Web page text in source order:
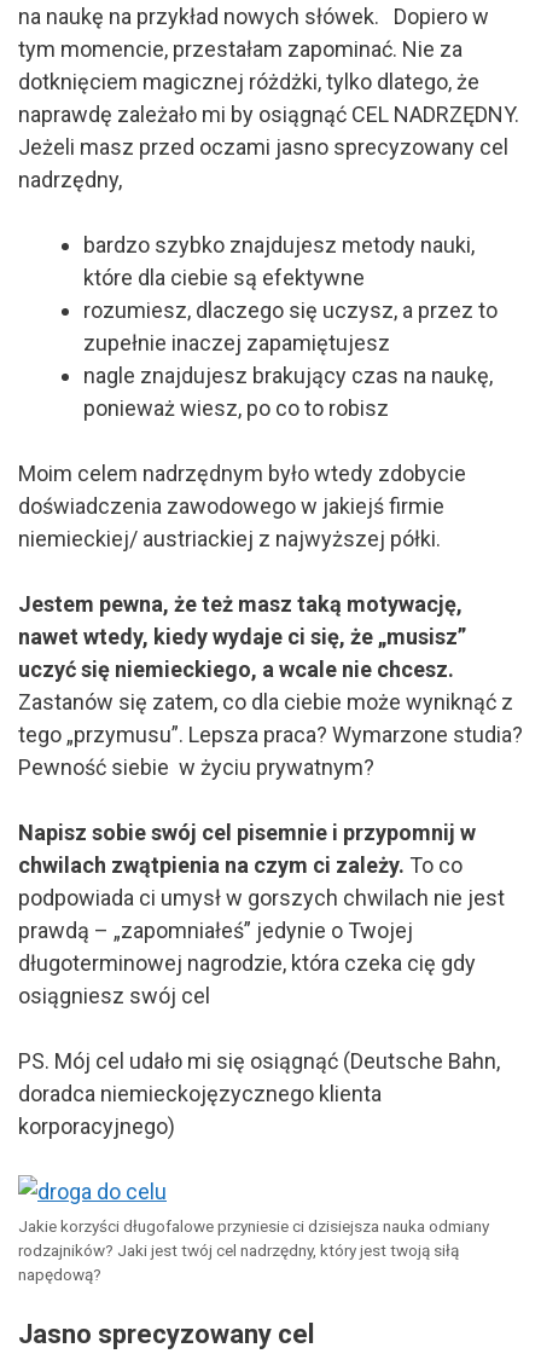
na naukę na przykład nowych słówek. Dopiero w
tym momencie, przestałam zapominać. Nie za
dotknięciem magicznej różdżki, tylko dlatego, że
naprawdę zależało mi by osiągnąć CEL NADRZĘDNY.
Jeżeli masz przed oczami jasno sprecyzowany cel
nadrzędny,
bardzo szybko znajdujesz metody nauki,
które dla ciebie są efektywne
rozumiesz, dlaczego się uczysz, a przez to
zupełnie inaczej zapamiętujesz
nagle znajdujesz brakujący czas na naukę,
ponieważ wiesz, po co to robisz
Moim celem nadrzędnym było wtedy zdobycie
doświadczenia zawodowego w jakiejś firmie
niemieckiej/ austriackiej z najwyższej półki.
Jestem pewna, że też masz taką motywację,
nawet wtedy, kiedy wydaje ci się, że „musisz”
uczyć się niemieckiego, a wcale nie chcesz.
Zastanów się zatem, co dla ciebie może wyniknąć z
tego „przymusu”. Lepsza praca? Wymarzone studia?
Pewność siebie w życiu prywatnym?
Napisz sobie swój cel pisemnie i przypomnij w
chwilach zwątpienia na czym ci zależy. To co
podpowiada ci umysł w gorszych chwilach nie jest
prawdą – „zapomniałeś” jedynie o Twojej
długoterminowej nagrodzie, która czeka cię gdy
osiągniesz swój cel
PS. Mój cel udało mi się osiągnąć (Deutsche Bahn,
doradca niemieckojęzycznego klienta
korporacyjnego)
Jakie korzyści długofalowe przyniesie ci dzisiejsza nauka odmiany
rodzajników? Jaki jest twój cel nadrzędny, który jest twoją siłą
napędową?
Jasno sprecyzowany cel